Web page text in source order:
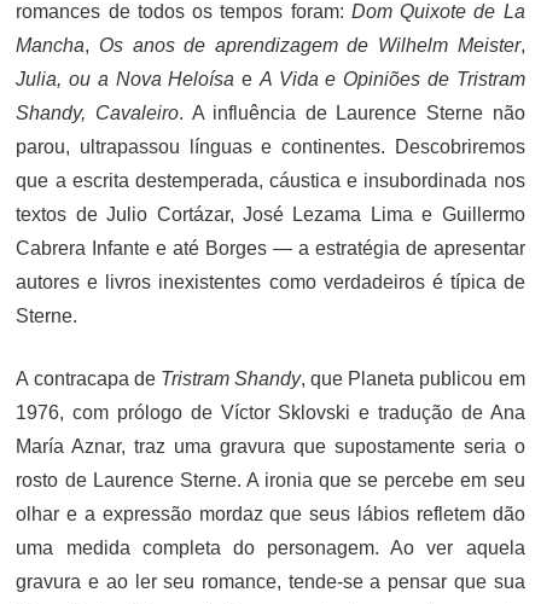
romances de todos os tempos foram: Dom Quixote de La
Mancha, Os anos de aprendizagem de Wilhelm Meister,
Julia, ou a Nova Heloísa eA Vida e Opiniões de Tristram
Shandy, Cavaleiro. A influência de Laurence Sterne não
parou, ultrapassou línguas e continentes. Descobriremos
que a escrita destemperada, cáustica e insubordinada nos
textos de Julio Cortázar, José Lezama Lima e Guillermo
Cabrera Infante e até Borges — a estratégia de apresentar
autores e livros inexistentes como verdadeiros é típica de
Sterne.
A contracapa de Tristram Shandy, que Planeta publicou em
1976, com prólogo de Víctor Sklovski e tradução de Ana
María Aznar, traz uma gravura que supostamente seria o
rosto de Laurence Sterne. A ironia que se percebe em seu
olhar e a expressão mordaz que seus lábios refletem dão
uma medida completa do personagem. Ao ver aquela
gravura e ao ler seu romance, tende-se a pensar que sua